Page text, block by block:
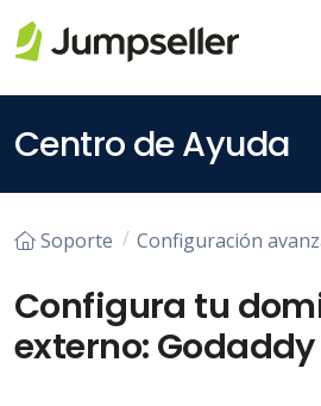
Centro de Ayuda
Soporte Configuración
Configura tu
externo: Godaddy